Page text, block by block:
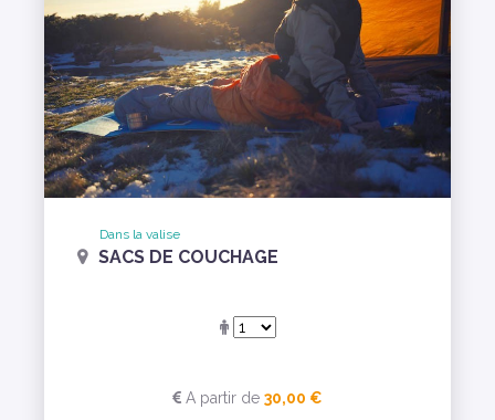
Dans la valise
SACS DE COUCHAGE
A partir de 30,00 €